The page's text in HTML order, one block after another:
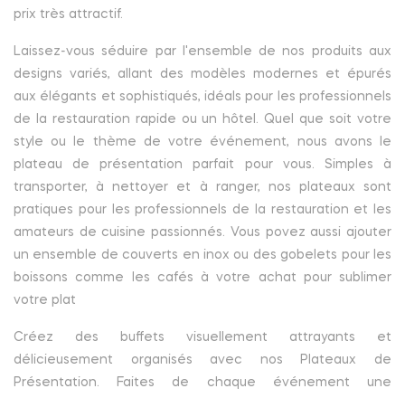
prix très attractif.
Laissez-vous séduire par l'ensemble de nos produits aux
designs variés, allant des modèles modernes et épurés
aux élégants et sophistiqués, idéals pour les professionnels
de la restauration rapide ou un hôtel. Quel que soit votre
style ou le thème de votre événement, nous avons le
plateau de présentation parfait pour vous. Simples à
transporter, à nettoyer et à ranger, nos plateaux sont
pratiques pour les professionnels de la restauration et les
amateurs de cuisine passionnés. Vous povez aussi ajouter
un ensemble de couverts en inox ou des gobelets pour les
boissons comme les cafés à votre achat pour sublimer
votre plat
Créez des buffets visuellement attrayants et
délicieusement organisés avec nos Plateaux de
Présentation. Faites de chaque événement une